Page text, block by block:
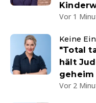
Vor 1
Keine
"Total
hält
geheim
Vor 2